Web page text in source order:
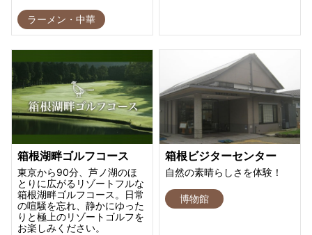
ラーメン・中華
箱根湖畔ゴルフコース
東京から90分、芦ノ湖のほ
とりに広がるリゾートフルな
箱根湖畔ゴルフコース。日常
の喧騒を忘れ、静かにゆった
りと極上のリゾートゴルフを
お楽しみください。
箱根ビジターセンター
自然の素晴らしさを体験！
博物館